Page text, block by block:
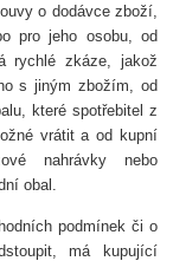
o dodávce zboží,
pro jeho osobu, od
rychlé zkáze, jakož
s jiným zbožím, od
které spotřebitel z
vrátit a od kupní
nahrávky nebo
obal.
podmínek či o
má kupující